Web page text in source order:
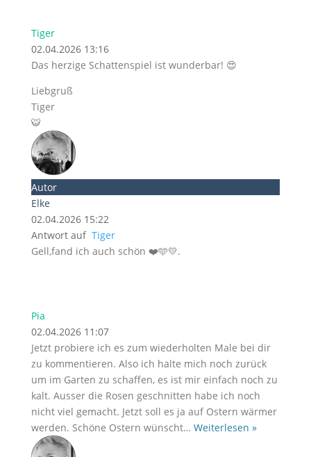
Tiger
02.04.2026 13:16
Das herzige Schattenspiel ist wunderbar! 😍
Liebgruß
Tiger
🐯
Autor
Elke
02.04.2026 15:22
Antwort auf Tiger
Gell,fand ich auch schön ❤️🩵💛.
Pia
02.04.2026 11:07
Jetzt probiere ich es zum wiederholten Male bei dir
zu kommentieren. Also ich halte mich noch zurück
um im Garten zu schaffen, es ist mir einfach noch zu
kalt. Ausser die Rosen geschnitten habe ich noch
nicht viel gemacht. Jetzt soll es ja auf Ostern wärmer
werden. Schöne Ostern wünscht… Weiterlesen »